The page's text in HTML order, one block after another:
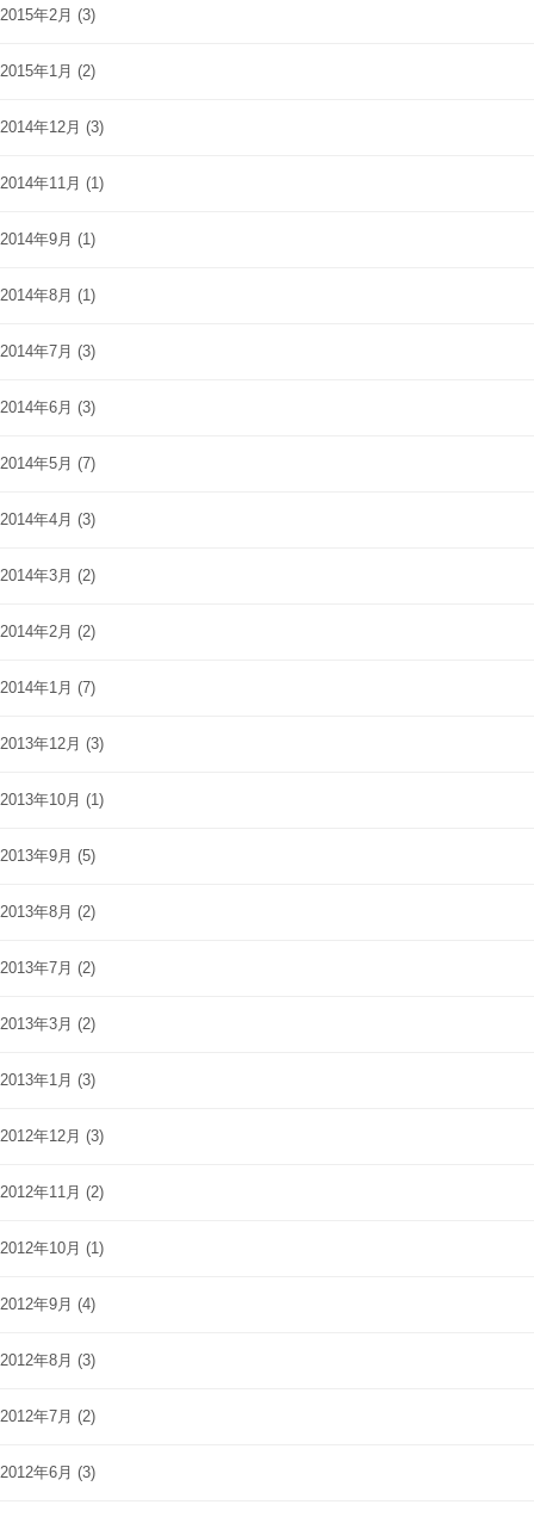
2015年2月 (3)
2015年1月 (2)
2014年12月 (3)
2014年11月 (1)
2014年9月 (1)
2014年8月 (1)
2014年7月 (3)
2014年6月 (3)
2014年5月 (7)
2014年4月 (3)
2014年3月 (2)
2014年2月 (2)
2014年1月 (7)
2013年12月 (3)
2013年10月 (1)
2013年9月 (5)
2013年8月 (2)
2013年7月 (2)
2013年3月 (2)
2013年1月 (3)
2012年12月 (3)
2012年11月 (2)
2012年10月 (1)
2012年9月 (4)
2012年8月 (3)
2012年7月 (2)
2012年6月 (3)